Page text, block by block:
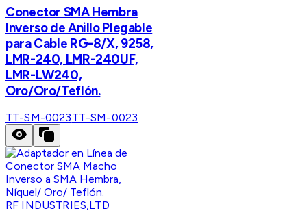
Conector SMA Hembra
Inverso de Anillo Plegable
para Cable RG-8/X, 9258,
LMR-240, LMR-240UF,
LMR-LW240,
Oro/Oro/Teflón.
TT-SM-0023TT-SM-0023
RF INDUSTRIES,LTD